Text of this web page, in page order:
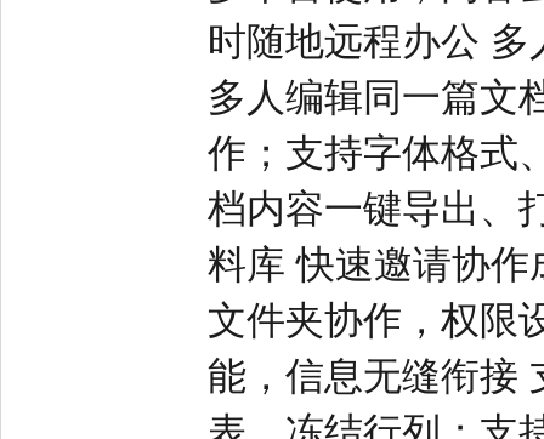
时随地远程办公
多人编辑同一篇文
作；支持字体格式
档内容一键导出、
料库 快速邀请协
文件夹协作，权限
能，信息无缝衔接